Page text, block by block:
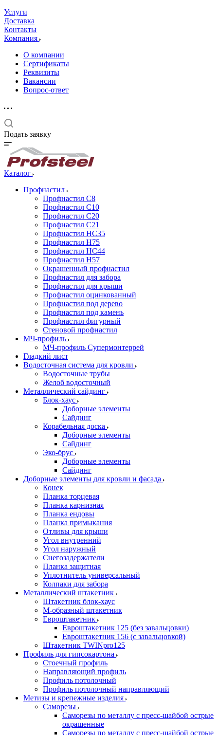
Услуги
Доставка
Контакты
Компания
О компании
Сертификаты
Реквизиты
Вакансии
Вопрос-ответ
Подать заявку
Каталог
Профнастил
Профнастил С8
Профнастил С10
Профнастил С20
Профнастил С21
Профнастил НС35
Профнастил Н75
Профнастил HC44
Профнастил Н57
Окрашенный профнастил
Профнастил для забора
Профнастил для крыши
Профнастил оцинкованный
Профнастил под дерево
Профнастил под камень
Профнастил фигурный
Стеновой профнастил
МЧ-профиль
МЧ-профиль Супермонтеррей
Гладкий лист
Водосточная система для кровли
Водосточные трубы
Желоб водосточный
Металлический сайдинг
Блок-хаус
Доборные элементы
Сайдинг
Корабельная доска
Доборные элементы
Сайдинг
Эко-брус
Доборные элементы
Сайдинг
Доборные элементы для кровли и фасада
Конек
Планка торцевая
Планка карнизная
Планка ендовы
Планка примыкания
Отливы для крыши
Угол внутренний
Угол наружный
Снегозадержатели
Планка защитная
Уплотнитель универсальный
Колпаки для забора
Металлический штакетник
Штакетник блок-хаус
М-образный штакетник
Евроштакетник
Евроштакетник 125 (без завальцовки)
Евроштакетник 156 (с завальцовкой)
Штакетник TWINpro125
Профиль для гипсокартона
Стоечный профиль
Направляющий профиль
Профиль потолочный
Профиль потолочный направляющий
Метизы и крепежные изделия
Саморезы
Саморезы по металлу с пресс-шайбой острые
окрашенные
Саморезы по металлу с пресс-шайбой острые